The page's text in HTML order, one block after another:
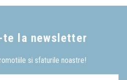
te la newsletter
si sfaturile noastre!